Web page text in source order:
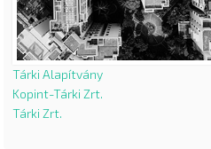
Tárki Alapítvány
Kopint-Tárki Zrt.
Tárki Zrt.